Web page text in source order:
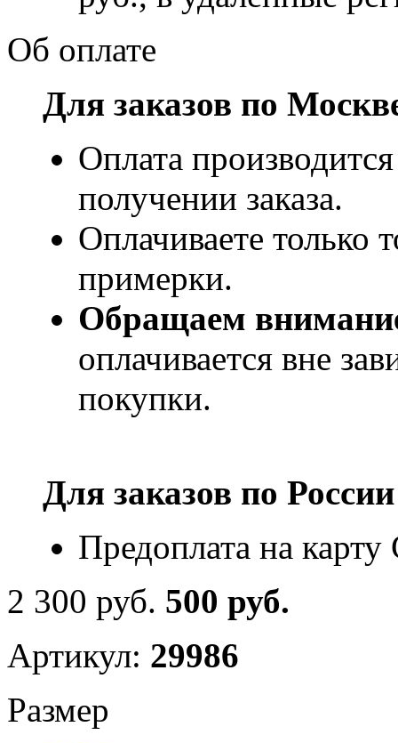
Об оплате
Для заказов по
Оплата
получении заказа.
Оплачиваете только
примерки.
Обращаем
оплачивается вне
покупки.
Для заказов по
Предоплата на
2 300 руб. 500 руб.
Артикул: 29986
Размер